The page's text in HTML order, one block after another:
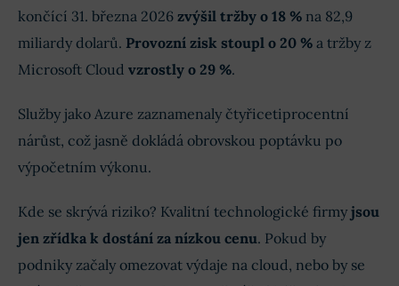
končící 31. března 2026 zvýšil tržby o 18 % na 82,9
miliardy dolarů. Provozní zisk stoupl o 20 % a tržby z
Microsoft Cloud vzrostly o 29 %.
Služby jako Azure zaznamenaly čtyřicetiprocentní
nárůst, což jasně dokládá obrovskou poptávku po
výpočetním výkonu.
Kde se skrývá riziko? Kvalitní technologické firmy jsou
jen zřídka k dostání za nízkou cenu. Pokud by
podniky začaly omezovat výdaje na cloud, nebo by se